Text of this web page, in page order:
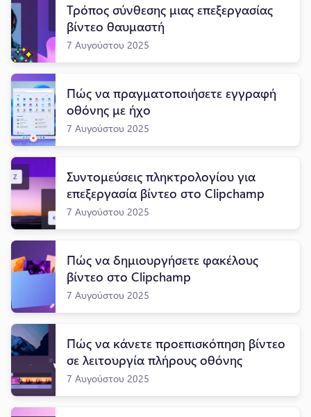
Τρόπος σύνθεσης μιας επεξεργασίας
βίντεο θαυμαστή
7 Αυγούστου 2025
Πώς να πραγματοποιήσετε εγγραφή
οθόνης με ήχο
7 Αυγούστου 2025
Συντομεύσεις πληκτρολογίου για
επεξεργασία βίντεο στο Clipchamp
7 Αυγούστου 2025
Πώς να δημιουργήσετε φακέλους
βίντεο στο Clipchamp
7 Αυγούστου 2025
Πώς να κάνετε προεπισκόπηση βίντεο
σε λειτουργία πλήρους οθόνης
7 Αυγούστου 2025